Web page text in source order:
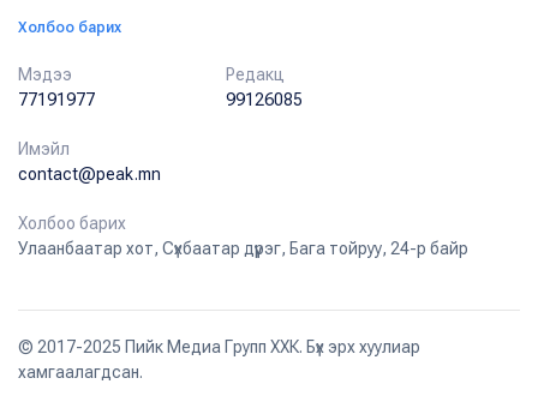
Холбоо барих
Мэдээ
77191977
Редакц
99126085
Имэйл
contact@peak.mn
Холбоо барих
Улаанбаатар хот, Сүхбаатар дүүрэг, Бага тойруу, 24-р байр
© 2017-2025 Пийк Медиа Групп ХХК. Бүх эрх хуулиар
хамгаалагдсан.